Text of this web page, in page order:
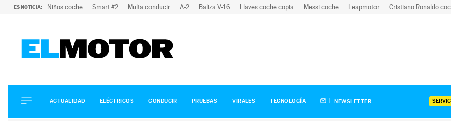
ES NOTICIA: Niños coche Smart #2 Multa conducir A-2 Baliza V-16 Llaves coche copia Messi coche Leapmotor Cristiano Ronaldo
ELÉCTRICOS
CONDUCIR
ACTUALIDAD ELÉCTRICOS CONDUCIR PRUEBAS VIRALES TECNOLOGÍA NEWSLETTER